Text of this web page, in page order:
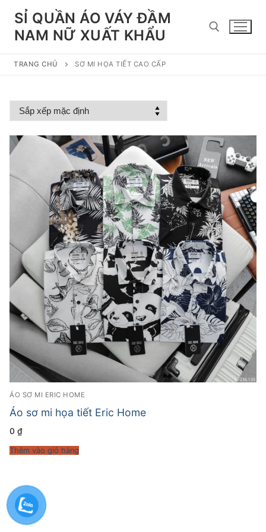
Chuyển
đếnSỈ QUẦN ÁO VÁY ĐẦM
NAM NỮ XUẤT KHẨU
TRANG CHỦ SƠ MI HỌA TIẾT CAO CẤP
ÁO SƠ MI ERIC HOME
Áo sơ mi họa tiết Eric Home
0 ₫
Thêm vào giỏ hàng